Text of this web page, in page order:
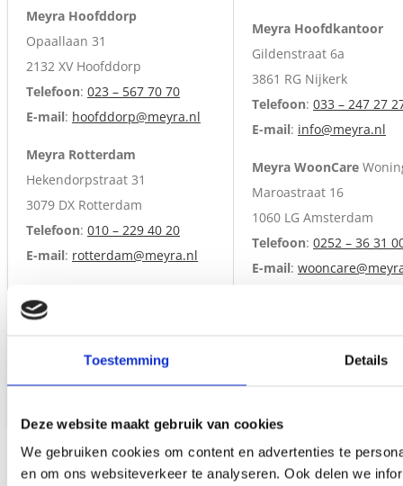
Toestemming Details
Deze website maakt gebruik van cookies
We gebruiken cookies om content en advertenties te
en om ons websiteverkeer te analyseren. Ook delen we
Meyra Hoofddorp
Opaallaan 31
2132 XV Hoofddorp
Telefoon: 023 – 567 70 70
E-mail: hoofddorp@meyra.nl
Meyra Rotterdam
Hekendorpstraat 31
3079 DX Rotterdam
Telefoon: 010 – 229 40 20
E-mail: rotterdam@meyra.nl
Energieweg 11
:071 – 54260 17
Meyra Hoofdkantoor
Gildenstraat 6a
3861 RG Nijkerk
Telefoon: 033 – 247 27
E-mail: info@meyra.nl
Meyra WoonCare
Maroastraat 16
1060 LG Amsterdam
Telefoon: 0252 – 36 31
E-mail: